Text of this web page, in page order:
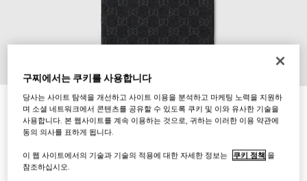
3
GG 울 스카프
₩660,000
다른 스타일블랙/라이트 그레이
구찌에서는 쿠키를 사용합니다
당사는 사이트 탐색을 개선하고 사이트 이용을 분석하고 마케팅 노력을 지원하
며 소셜 네트워크에서 콘텐츠를 공유할 수 있도록 쿠키 및 이와 유사한 기술을
사용합니다. 본 웹사이트를 계속 이용하는 것으로, 귀하는 이러한 이용 약관에
동의 의사를 표하게 됩니다.
이 웹 사이트에서의 기술과 기술의 적용에 대한 자세한 정보는 쿠키 정책 을
참조하십시오.